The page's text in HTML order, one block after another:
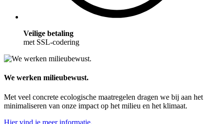
Veilige betaling
met SSL-codering
We werken milieubewust.
Met veel concrete ecologische maatregelen dragen we bij aan het
minimaliseren van onze impact op het milieu en het klimaat.
Hier vind je meer informatie.